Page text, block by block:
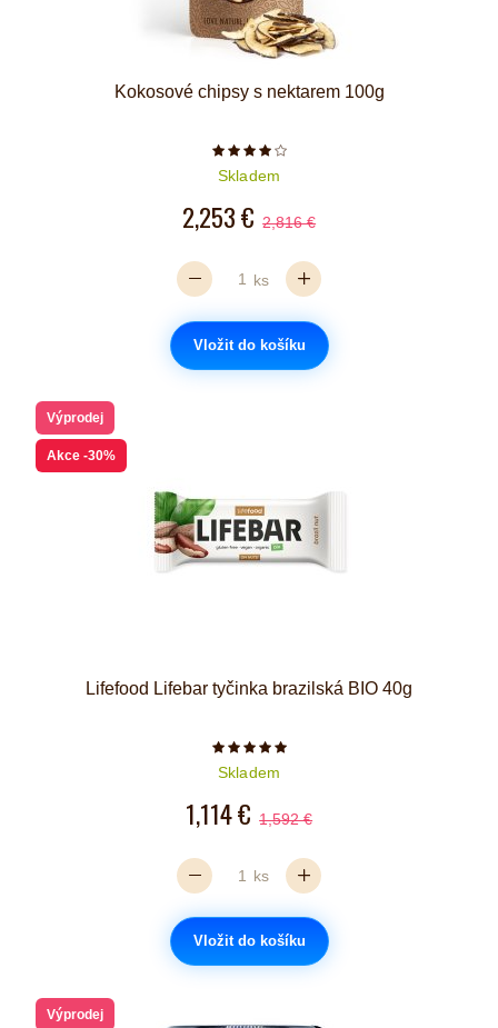
Kokosové chipsy s nektarem 100g
Počet hvězdiček je 4 z 5
Skladem
2,253 € 2,816 €
ks
Vložit do košíku
Výprodej
Akce -30%
Lifefood Lifebar tyčinka brazilská BIO 40g
Počet hvězdiček je 5 z 5
Skladem
1,114 € 1,592 €
ks
Vložit do košíku
Výprodej